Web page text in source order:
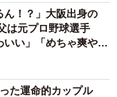
ん！？」大阪出身の
は元プロ野球選手
いい」「めちゃ爽や
た運命的カップル